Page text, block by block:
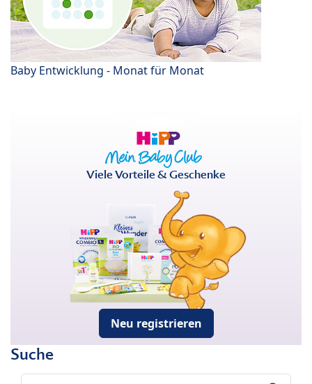
Baby Entwicklung - Monat für Monat
Viele Vorteile & Geschenke
Neu registrieren
Suche